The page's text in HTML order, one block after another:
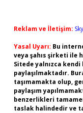
Reklam ve İletişim:
Yasal Uyarı: Bu
veya şahıs şirketi ile
Sitede yalnızca kendi
paylaşılmaktadır.
taşımamakta olup,
paylaşım
benzerlikleri
taslak halindedir ve